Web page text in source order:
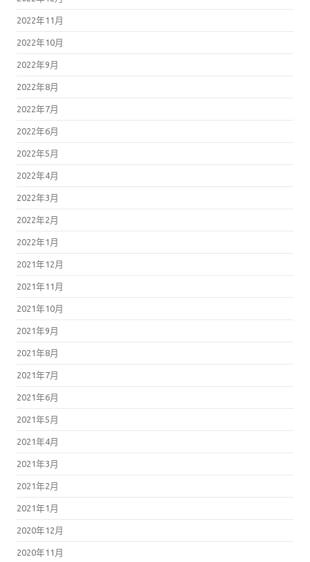
2022年11月
2022年10月
2022年9月
2022年8月
2022年7月
2022年6月
2022年5月
2022年4月
2022年3月
2022年2月
2022年1月
2021年12月
2021年11月
2021年10月
2021年9月
2021年8月
2021年7月
2021年6月
2021年5月
2021年4月
2021年3月
2021年2月
2021年1月
2020年12月
2020年11月